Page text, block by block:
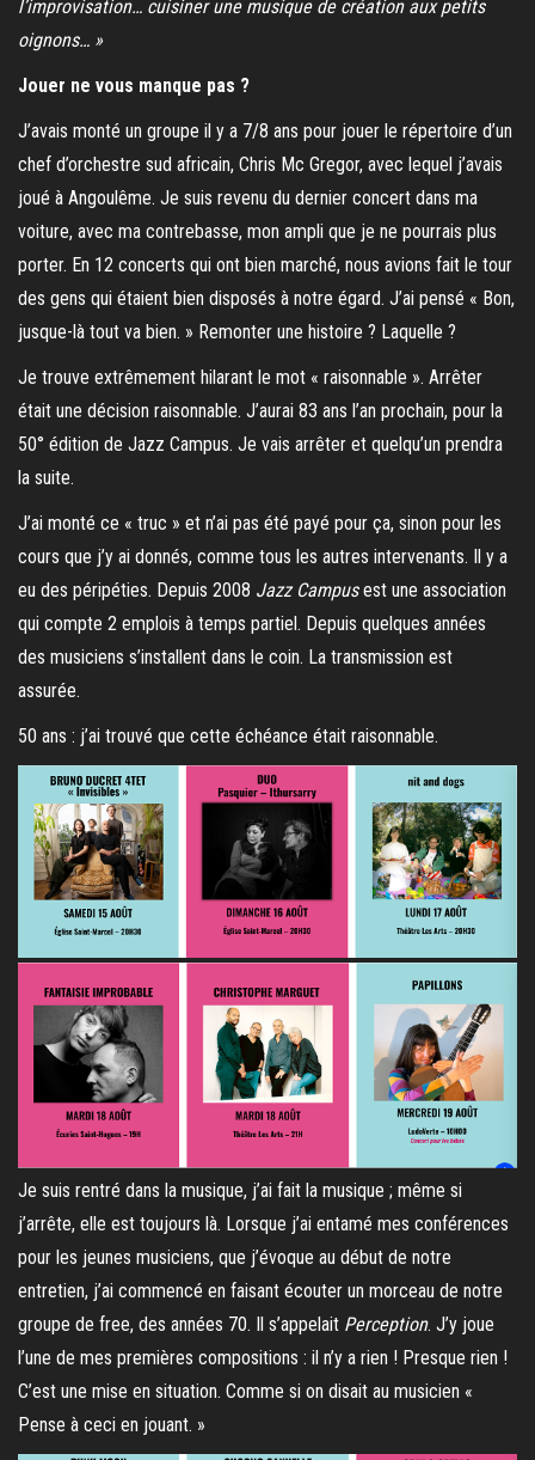
l’improvisation… cuisiner une musique de création aux petits
oignons… »
Jouer ne vous manque pas ?
J’avais monté un groupe il y a 7/8 ans pour jouer le répertoire d’un
chef d’orchestre sud africain, Chris Mc Gregor, avec lequel j’avais
joué à Angoulême. Je suis revenu du dernier concert dans ma
voiture, avec ma contrebasse, mon ampli que je ne pourrais plus
porter. En 12 concerts qui ont bien marché, nous avions fait le tour
des gens qui étaient bien disposés à notre égard. J’ai pensé « Bon,
jusque-là tout va bien. » Remonter une histoire ? Laquelle ?
Je trouve extrêmement hilarant le mot « raisonnable ». Arrêter
était une décision raisonnable. J’aurai 83 ans l’an prochain, pour la
50° édition de Jazz Campus. Je vais arrêter et quelqu’un prendra
la suite.
J’ai monté ce « truc » et n’ai pas été payé pour ça, sinon pour les
cours que j’y ai donnés, comme tous les autres intervenants. Il y a
eu des péripéties. Depuis 2008 Jazz Campusest une association
qui compte 2 emplois à temps partiel. Depuis quelques années
des musiciens s’installent dans le coin. La transmission est
assurée.
50 ans : j’ai trouvé que cette échéance était raisonnable.
Je suis rentré dans la musique, j’ai fait la musique ; même si
j’arrête, elle est toujours là. Lorsque j’ai entamé mes conférences
pour les jeunes musiciens, que j’évoque au début de notre
entretien, j’ai commencé en faisant écouter un morceau de notre
groupe de free, des années 70. Il s’appelait Perception. J’y joue
l’une de mes premières compositions : il n’y a rien ! Presque rien !
C’est une mise en situation. Comme si on disait au musicien «
Pense à ceci en jouant. »